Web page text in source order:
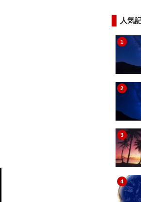
人気
1
2
3
4